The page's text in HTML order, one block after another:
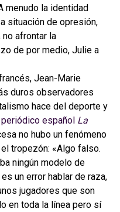
menudo la identidad
situación de opresión,
afrontar la
de por medio, Julie a
Jean-Marie
duros observadores
hace del deporte y
español La
no hubo un fenómeno
tropezón: «Algo falso.
ningún modelo de
un error hablar de raza,
jugadores que son
en toda la línea pero sí